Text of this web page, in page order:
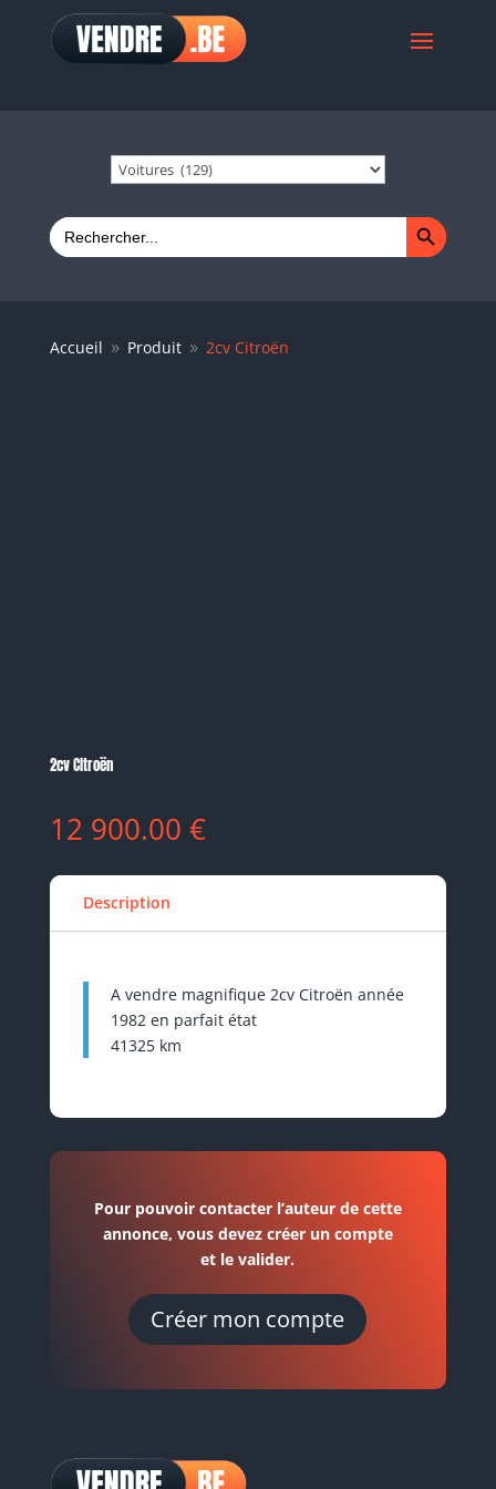
Search
for:
Search Button
Accueil 9 Produit 9 2cv Citroën
2cv Citroën
12 900.00 €
Description
A vendre magnifique 2cv Citroën année
1982 en parfait état
41325 km
Pour pouvoir contacter l’auteur de cette
annonce, vous devez créer un compte
et le valider.
Créer mon compte